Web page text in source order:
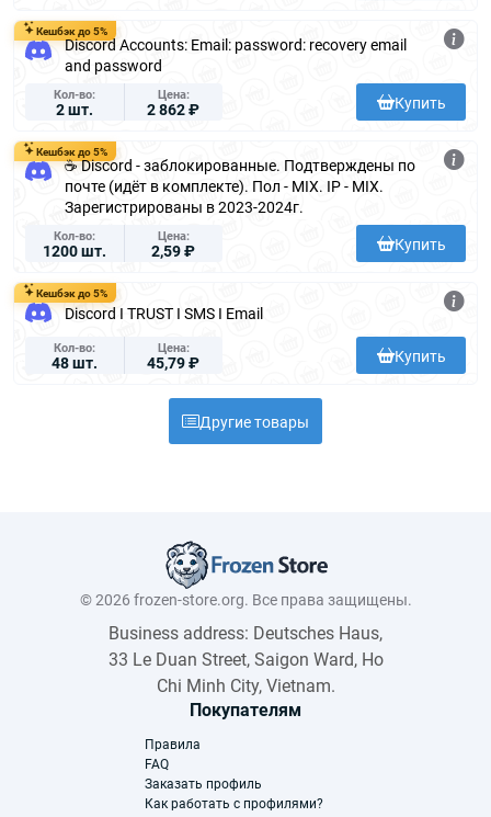
Кешбэк до 5%
Discord Accounts: Email: password: recovery email
and password
Кол-во
2 шт.
Цена
2 862 ₽ Купить
Кешбэк до 5%
☕ Discord - заблокированные. Подтверждены по
почте (идёт в комплекте). Пол - MIX. IP - MIX.
Зарегистрированы в 2023-2024г.
Кол-во
1200 шт.
Цена
2,59 ₽ Купить
Кешбэк до 5%
Discord I TRUST I SMS I Email
Кол-во
48 шт.
Цена
45,79 ₽ Купить
Другие товары
© 2026 frozen-store.org. Все права защищены.
Business address: Deutsches Haus,
33 Le Duan Street, Saigon Ward, Ho
Chi Minh City, Vietnam.
Покупателям
Правила
FAQ
Заказать профиль
Как работать с профилями?